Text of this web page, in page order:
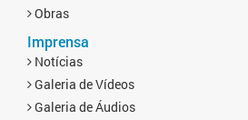
Obras
Imprensa
Notícias
Galeria de Vídeos
Galeria de Áudios